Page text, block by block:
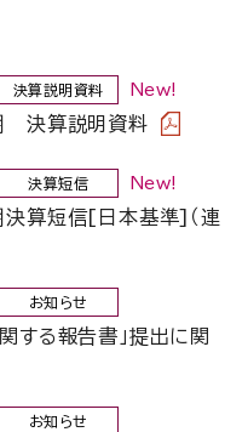
決算説明資料 New!
決算説明資料
決算短信 New!
算短信[日本基準]（連
お知らせ
する報告書」提出に関
お知らせ